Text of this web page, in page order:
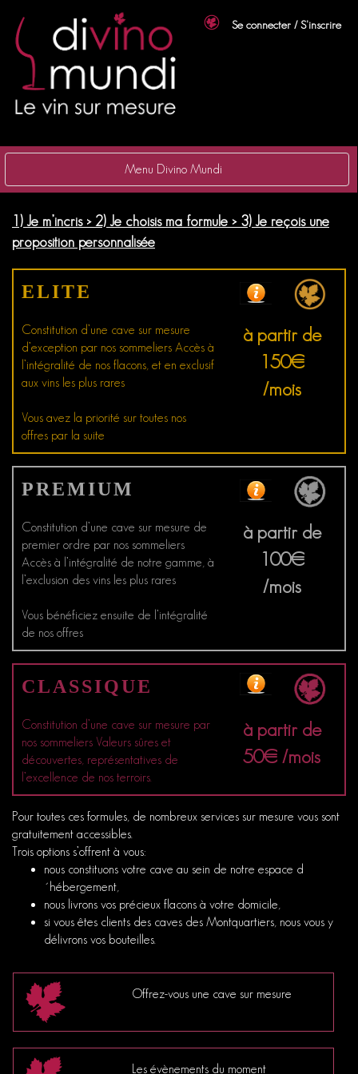
Se connecter / S'inscrire
Menu Divino Mundi
1) Je m’incris > 2) Je choisis ma formule > 3) Je reçois une
proposition personnalisée
ELITE
Constitution d’une cave sur mesure
d’exception par nos sommeliers Accès à
l’intégralité de nos flacons, et en exclusif
aux vins les plus rares
Vous avez la priorité sur toutes nos
offres par la suite
à partir de
150€
/mois
PREMIUM
Constitution d’une cave sur mesure de
premier ordre par nos sommeliers
Accès à l’intégralité de notre gamme, à
l’exclusion des vins les plus rares
Vous bénéficiez ensuite de l’intégralité
de nos offres
à partir de
100€
/mois
CLASSIQUE
Constitution d’une cave sur mesure par
nos sommeliers Valeurs sûres et
découvertes, représentatives de
l’excellence de nos terroirs.
à partir de
50€ /mois
Pour toutes ces formules, de nombreux services sur mesure vous sont
gratuitement accessibles.
Trois options s’offrent à vous:
nous constituons votre cave au sein de notre espace d
´hébergement,
nous livrons vos précieux flacons à votre domicile,
si vous êtes clients des caves des Montquartiers, nous vous y
délivrons vos bouteilles.
Offrez-vous une cave sur mesure
Les évènements du moment